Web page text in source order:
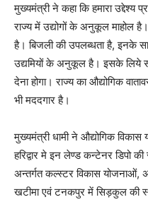
मुख्यमंत्री ने कहा कि हमारा उद्देश्य
राज्य में उद्योगों के अनुकूल माहोल
है। बिजली की उपलब्धता है, इनके
उद्यमियों के अनुकूल है। इसके लिये
देना होगा। राज्य का औद्योगिक
भी मददगार है।
मुख्यमंत्री धामी ने औद्योगिक
हरिद्वार मे इन लेण्ड कन्टेनर डिपो
अन्तर्गत कल्स्टर विकास योजनाओं,
खटीमा एवं टनकपुर में सिड़कुल की